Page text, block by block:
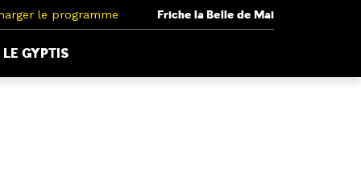
le programme Friche la Belle de Mai
LE GYPTIS